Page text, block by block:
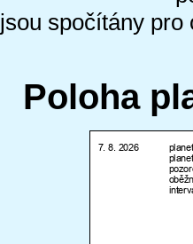
jsou spočítány pro
Poloha